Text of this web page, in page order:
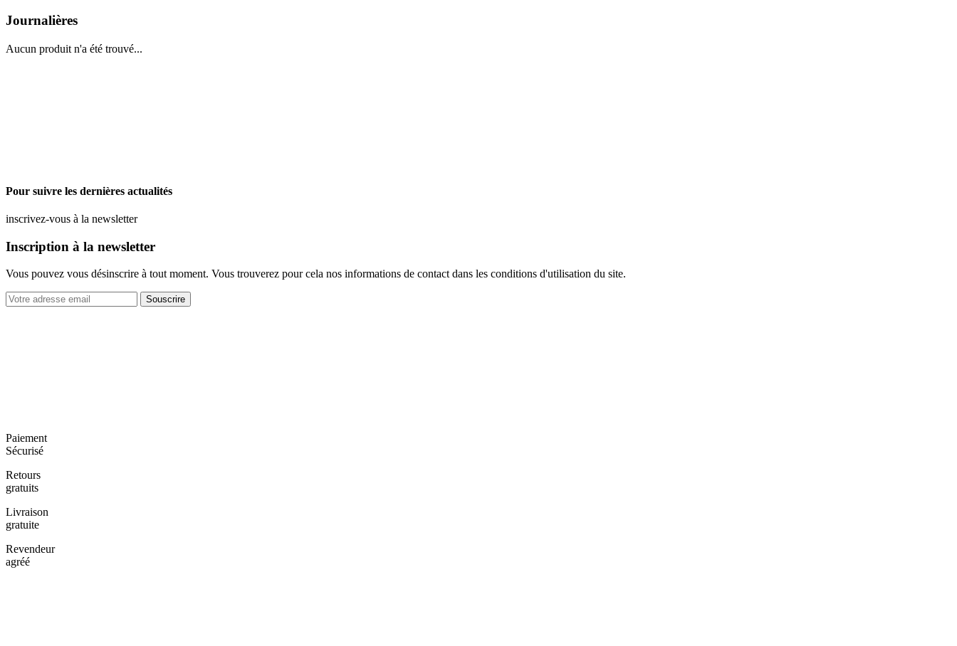
Journalières
Aucun produit n'a été trouvé...
Pour suivre les dernières actualités
inscrivez-vous à la newsletter
Inscription à la newsletter
Vous pouvez vous désinscrire à tout moment. Vous trouverez pour cela nos informations de contact dans les conditions d'utilisation du site.
Souscrire
Paiement
Sécurisé
Retours
gratuits
Livraison
gratuite
Revendeur
agréé